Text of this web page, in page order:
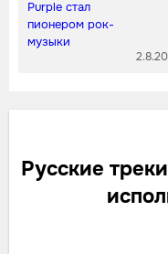
Русские